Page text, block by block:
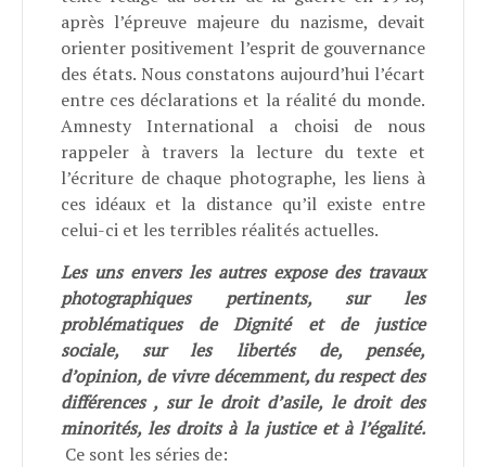
après l’épreuve majeure du nazisme, devait
orienter positivement l’esprit de gouvernance
des états. Nous constatons aujourd’hui l’écart
entre ces déclarations et la réalité du monde.
Amnesty International a choisi de nous
rappeler à travers la lecture du texte et
l’écriture de chaque photographe, les liens à
ces idéaux et la distance qu’il existe entre
celui-ci et les terribles réalités actuelles.
Les uns envers les autres expose des travaux
photographiques pertinents, sur les
problématiques de Dignité et de justice
sociale, sur les libertés de, pensée,
d’opinion, de vivre décemment, du respect des
différences , sur le droit d’asile, le droit des
minorités, les droits à la justice et à l’égalité.
Ce sont les séries de: